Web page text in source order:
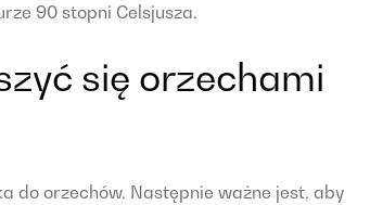
90 stopni Celsjusza.
się orzechami
do orzechów. Następnie ważne jest, aby